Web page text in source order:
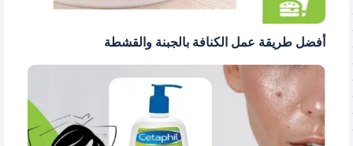
أفضل طريقة عمل الكنافة بالجبنة والقشطة